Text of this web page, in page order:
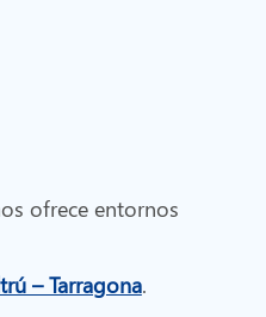
ofrece entornos
– Tarragona.